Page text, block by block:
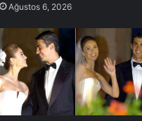
Ağustos 6, 2026